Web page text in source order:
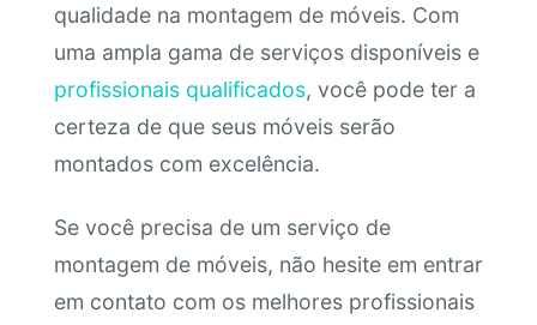
qualidade na montagem de móveis. Com
uma ampla gama de serviços disponíveis e
profissionais qualificados, você pode ter a
certeza de que seus móveis serão
montados com excelência.
Se você precisa de um serviço de
montagem de móveis, não hesite em entrar
em contato com os melhores profissionais